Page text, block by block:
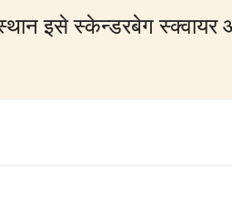
स्थान इसे स्केन्डरबेग स्क्वायर